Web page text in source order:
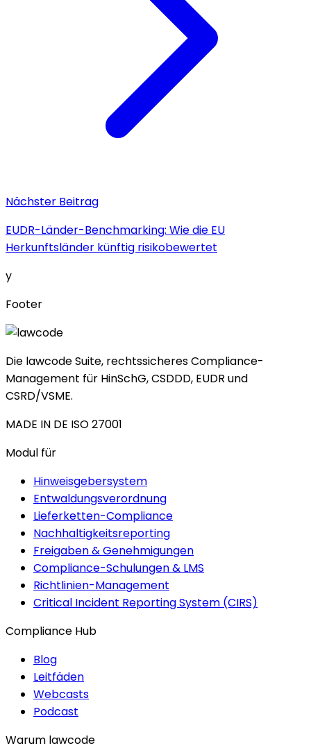
Nächster Beitrag
EUDR-Länder-Benchmarking: Wie die EU
Herkunftsländer künftig risikobewertet
y
Footer
Die lawcode Suite, rechtssicheres Compliance-
Management für HinSchG, CSDDD, EUDR und
CSRD/VSME.
MADE IN DE ISO 27001
Modul für
Hinweisgebersystem
Entwaldungsverordnung
Lieferketten-Compliance
Nachhaltigkeitsreporting
Freigaben & Genehmigungen
Compliance-Schulungen & LMS
Richtlinien-Management
Critical Incident Reporting System (CIRS)
Compliance Hub
Blog
Leitfäden
Webcasts
Podcast
Warum lawcode